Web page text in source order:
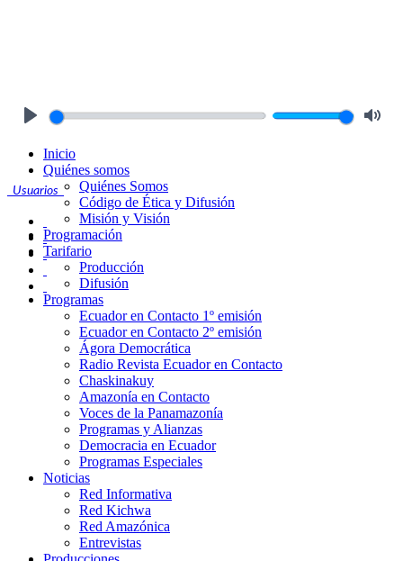
Usuarios
Inicio
Quiénes somos
Quiénes Somos
Código de Ética y Difusión
Misión y Visión
Programación
Tarifario
Producción
Difusión
Programas
Ecuador en Contacto 1º emisión
Ecuador en Contacto 2º emisión
Ágora Democrática
Radio Revista Ecuador en Contacto
Chaskinakuy
Amazonía en Contacto
Voces de la Panamazonía
Programas y Alianzas
Democracia en Ecuador
Programas Especiales
Noticias
Red Informativa
Red Kichwa
Red Amazónica
Entrevistas